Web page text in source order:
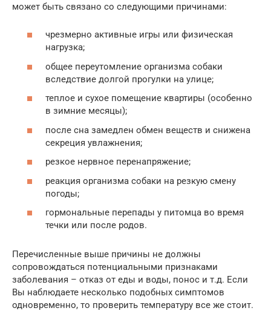
может быть связано со следующими причинами:
чрезмерно активные игры или физическая
нагрузка;
общее переутомление организма собаки
вследствие долгой прогулки на улице;
теплое и сухое помещение квартиры (особенно
в зимние месяцы);
после сна замедлен обмен веществ и снижена
секреция увлажнения;
резкое нервное перенапряжение;
реакция организма собаки на резкую смену
погоды;
гормональные перепады у питомца во время
течки или после родов.
Перечисленные выше причины не должны
сопровождаться потенциальными признаками
заболевания – отказ от еды и воды, понос и т.д. Если
Вы наблюдаете несколько подобных симптомов
одновременно, то проверить температуру все же стоит.